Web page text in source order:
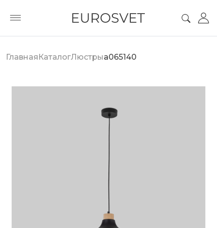
ГлавнаяКаталогЛюстрыa065140